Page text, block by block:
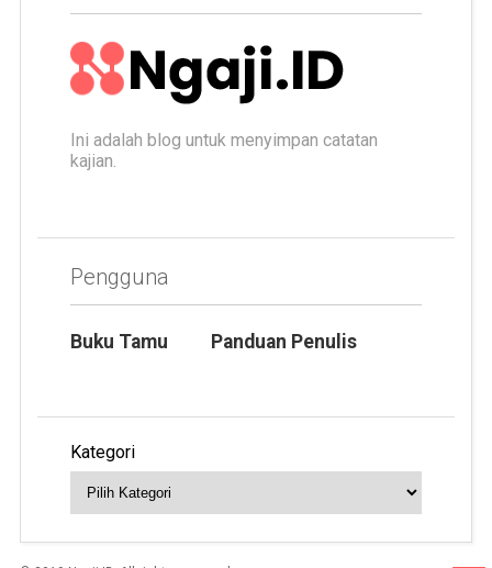
Ini adalah blog untuk menyimpan catatan
kajian.
Pengguna
Buku Tamu Panduan Penulis
Kategori